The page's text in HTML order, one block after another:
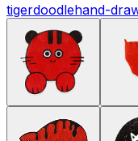
tigerdoodlehand-